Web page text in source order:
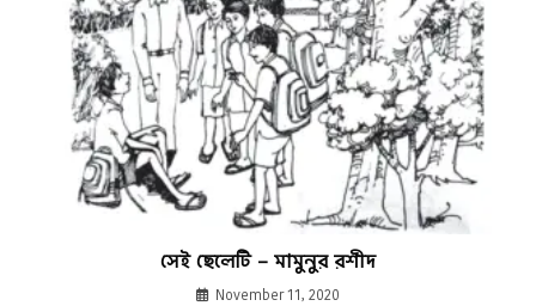
সেই ছেলেটি – মামুনুর রশীদ
November 11, 2020